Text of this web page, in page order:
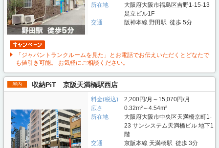
所在地
大阪府大阪市福島区吉野1-15-13
足立ビル1F
交通
阪神本線 野田駅 徒歩 5分
「ジャパントランクルームを見た」とお電話でお伝えいただくとどなたで
も値引き可能。 お気軽にご相談ください。
屋内 収納PiT 京阪天満橋駅西店
料金(税込)
2,200円/月～15,070円/月
広さ
0.32m²～4.54m²
所在地
大阪府大阪市中央区天満橋京町1-
23 サンシステム天満橋ビル 地下1
階
交通
京阪本線 天満橋駅 徒歩 3分